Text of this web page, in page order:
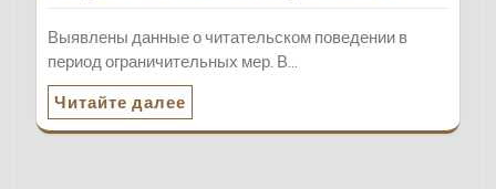
Выявлены данные о читательском поведении в
период ограничительных мер. В…
Читайте далее